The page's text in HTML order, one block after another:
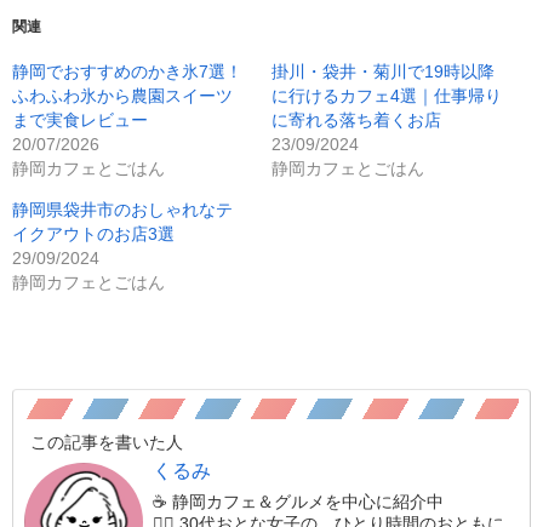
関連
静岡でおすすめのかき氷7選！
ふわふわ氷から農園スイーツ
まで実食レビュー
20/07/2026
静岡カフェとごはん
掛川・袋井・菊川で19時以降
に行けるカフェ4選｜仕事帰り
に寄れる落ち着くお店
23/09/2024
静岡カフェとごはん
静岡県袋井市のおしゃれなテ
イクアウトのお店3選
29/09/2024
静岡カフェとごはん
この記事を書いた人
くるみ
☕️ 静岡カフェ＆グルメを中心に紹介中